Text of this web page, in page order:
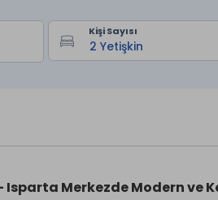
Kişi Sayısı
Merkezde Modern ve